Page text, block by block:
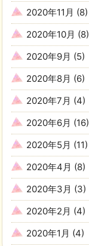
2020年11月 (8)
2020年10月 (8)
2020年9月 (5)
2020年8月 (6)
2020年7月 (4)
2020年6月 (16)
2020年5月 (11)
2020年4月 (8)
2020年3月 (3)
2020年2月 (4)
2020年1月 (4)